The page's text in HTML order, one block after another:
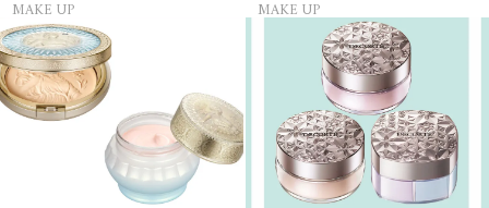
MAKE UP MAKE UP